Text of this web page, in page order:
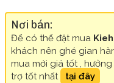
Nơi bán:
Để có thể đặt mua
khách nên ghé gian
mua mới giá tốt ,
trợ tốt nhất
tại đây